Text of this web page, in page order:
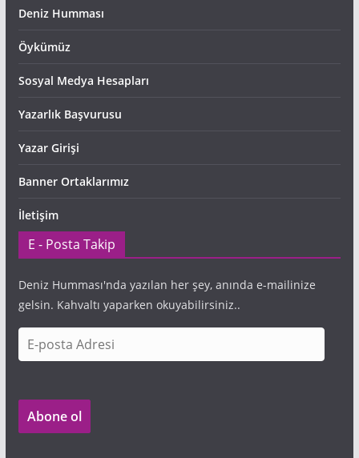
Deniz Humması
Öykümüz
Sosyal Medya Hesapları
Yazarlık Başvurusu
Yazar Girişi
Banner Ortaklarımız
İletişim
E - Posta Takip
Deniz Humması'nda yazılan her şey, anında e-mailinize
gelsin. Kahvaltı yaparken okuyabilirsiniz..
-
o
t
Abone ol